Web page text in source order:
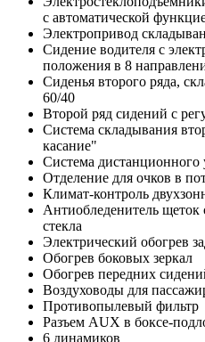
с автоматической
Электропривод
Сидение водителя с
положения в 8
Сиденья второго ряда,
60/40
Второй ряд сидений с
Система складывания
касание"
Система дистанционного
Отделение для очков в
Климат-контроль
Антиобледенитель щеток
стекла
Электрический обогрев
Обогрев боковых зеркал
Обогрев передних
Воздуховоды для
Противопылевый фильтр
Разъем AUX в боксе-
6 динамиков